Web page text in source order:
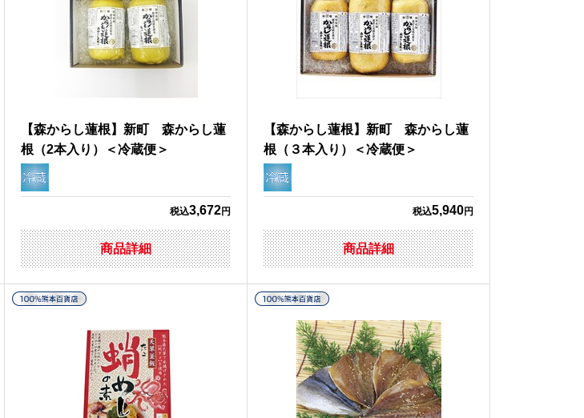
【森からし蓮根】新町 森からし蓮
根（2本入り）＜冷蔵便＞
税込3,672円
商品詳細
【森からし蓮根】新町 森からし蓮
根（３本入り）＜冷蔵便＞
税込5,940円
商品詳細